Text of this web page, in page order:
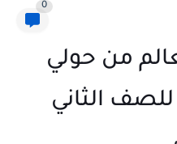
0
من حولي
الثاني